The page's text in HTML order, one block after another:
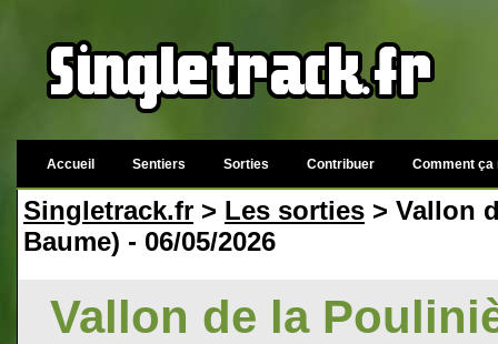
Accueil Sentiers Sorties Contribuer Comment ça
Singletrack.fr > Les sorties > Vallon
Baume) - 06/05/2026
Vallon de la